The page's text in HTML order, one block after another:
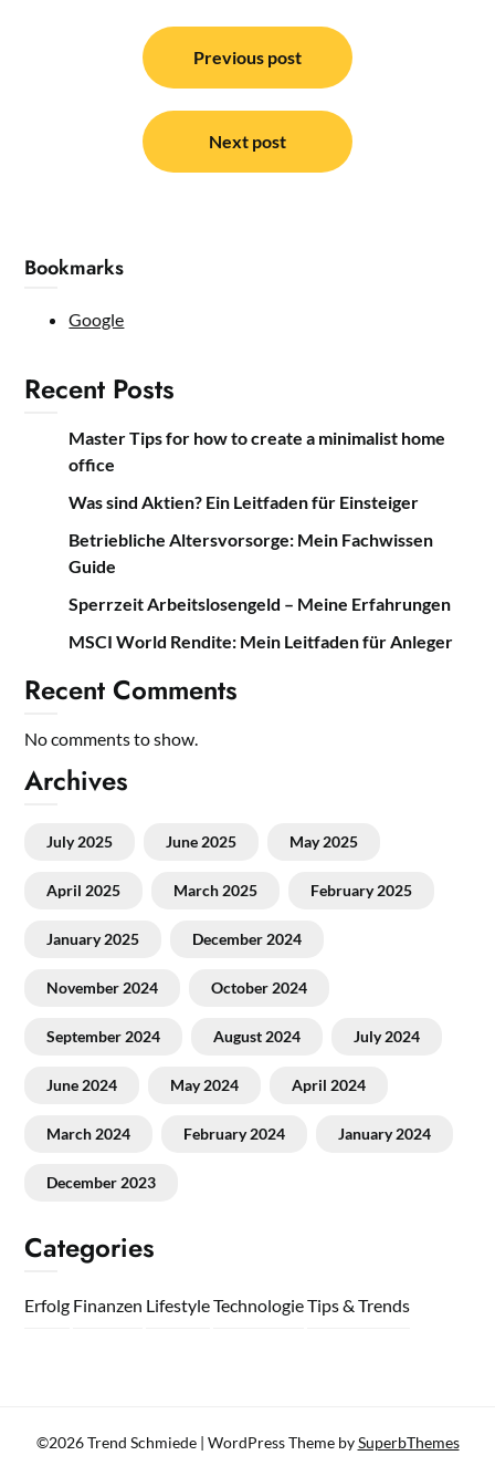
navigation
Previous post
Next post
Bookmarks
Google
Recent Posts
Master Tips for how to create a minimalist home
office
Was sind Aktien? Ein Leitfaden für Einsteiger
Betriebliche Altersvorsorge: Mein Fachwissen
Guide
Sperrzeit Arbeitslosengeld – Meine Erfahrungen
MSCI World Rendite: Mein Leitfaden für Anleger
Recent Comments
No comments to show.
Archives
July 2025 June 2025 May 2025
April 2025 March 2025 February 2025
January 2025 December 2024
November 2024 October 2024
September 2024 August 2024 July 2024
June 2024 May 2024 April 2024
March 2024 February 2024 January 2024
December 2023
Categories
Erfolg Finanzen LifestyleTechnologieTips & Trends
©2026 Trend Schmiede | WordPress Theme bySuperbThemes